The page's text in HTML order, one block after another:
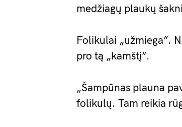
medžiagų plaukų
Folikulai „užmiega”.
pro tą „kamštį”.
„Šampūnas plauna
folikulų. Tam reikia